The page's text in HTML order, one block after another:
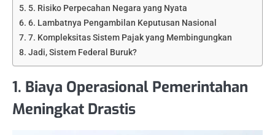
5. Risiko Perpecahan Negara yang Nyata
6. Lambatnya Pengambilan Keputusan Nasional
7. Kompleksitas Sistem Pajak yang Membingungkan
Jadi, Sistem Federal Buruk?
1. Biaya Operasional Pemerintahan
Meningkat Drastis